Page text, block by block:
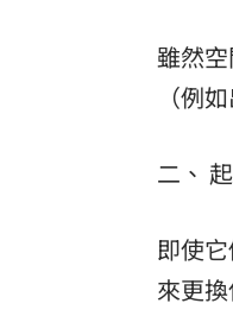
雖然
（例
二、
即使
來更